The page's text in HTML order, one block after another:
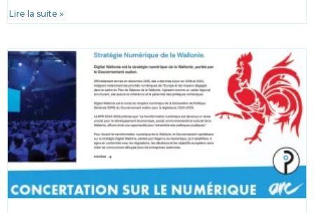
Lire la suite »